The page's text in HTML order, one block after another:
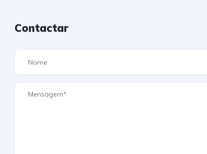
Contactar